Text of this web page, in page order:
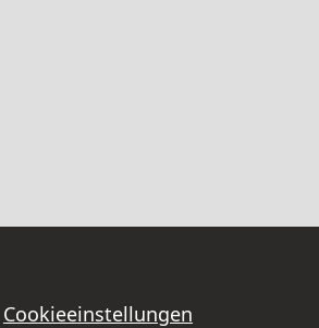
Cookieeinstellungen